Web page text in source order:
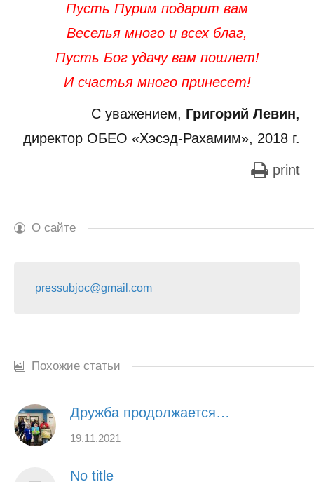
Пусть Пурим подарит вам
Веселья много и всех благ,
Пусть Бог удачу вам пошлет!
И счастья много принесет!
С уважением, Григорий Левин,
директор ОБЕО «Хэсэд-Рахамим», 2018 г.
print
О сайте
pressubjoc@gmail.com
Похожие статьи
Дружба продолжается…
19.11.2021
No title